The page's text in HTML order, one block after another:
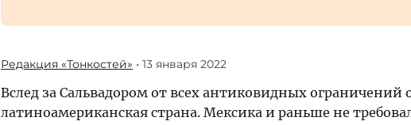
Редакция «Тонкостей» • 13 января 2022
Вслед за Сальвадором от всех антиковидных ограничений
латиноамериканская страна. Мексика и раньше не